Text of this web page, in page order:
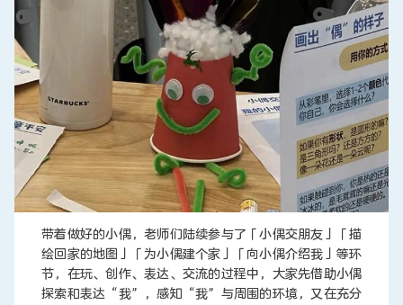
带着做好的小偶，老师们陆续参与了「小偶交朋友」「描
绘回家的地图」「为小偶建个家」「向小偶介绍我」等环
节，在玩、创作、表达、交流的过程中，大家先借助小偶
探索和表达“我”，感知“我”与周围的环境，又在充分